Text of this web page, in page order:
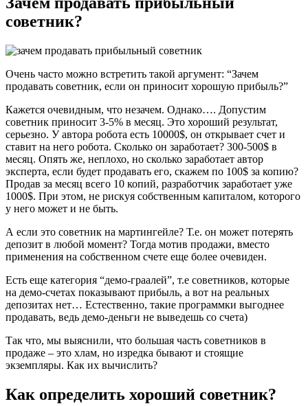
советник?
Очень часто можно встретить такой аргумент: “Зачем
продавать советник, если он приносит хорошую прибыль?”
Кажется очевидным, что незачем. Однако…. Допустим
советник приносит 3-5% в месяц. Это хороший результат,
серьезно. У автора робота есть 10000$, он открывает счет и
ставит на него робота. Сколько он заработает? 300-500$ в
месяц. Опять же, неплохо, но сколько заработает автор
эксперта, если будет продавать его, скажем по 100$ за копию?
Продав за месяц всего 10 копий, разработчик заработает уже
1000$. При этом, не рискуя собственным капиталом, которого
у него может и не быть.
А если это советник на мартингейле? Т.е. он может потерять
депозит в любой момент? Тогда мотив продажи, вместо
применения на собственном счете еще более очевиден.
Есть еще категория “демо-граалей”, т.е советников, которые
на демо-счетах показывают прибыль, а вот на реальных
депозитах нет… Естественно, такие программки выгоднее
продавать, ведь демо-деньги не выведешь со счета)
Так что, мы выяснили, что большая часть советников в
продаже – это хлам, но изредка бывают и стоящие
экземпляры. Как их вычислить?
Как определить хороший советник?